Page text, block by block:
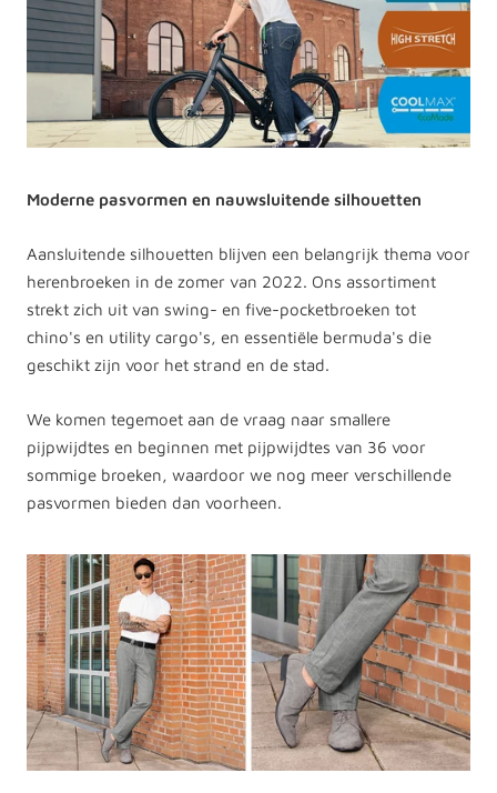
Moderne pasvormen en nauwsluitende silhouetten
Aansluitende silhouetten blijven een belangrijk thema voor
herenbroeken in de zomer van 2022. Ons assortiment
strekt zich uit van swing- en five-pocketbroeken tot
chino's en utility cargo's, en essentiële bermuda's die
geschikt zijn voor het strand en de stad.
We komen tegemoet aan de vraag naar smallere
pijpwijdtes en beginnen met pijpwijdtes van 36 voor
sommige broeken, waardoor we nog meer verschillende
pasvormen bieden dan voorheen.